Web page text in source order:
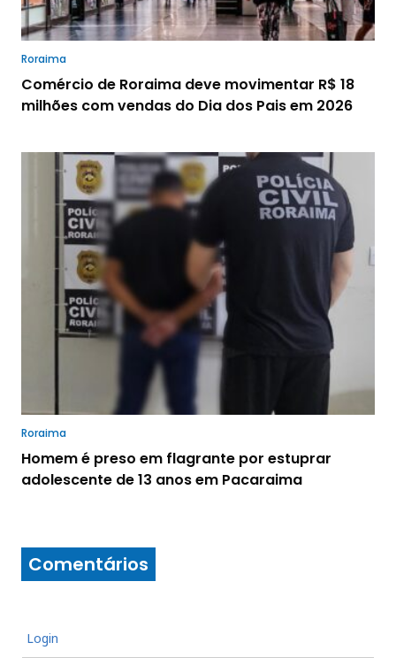
Roraima
Comércio de Roraima deve movimentar R$ 18
milhões com vendas do Dia dos Pais em 2026
Roraima
Homem é preso em flagrante por estuprar
adolescente de 13 anos em Pacaraima
Comentários
Login